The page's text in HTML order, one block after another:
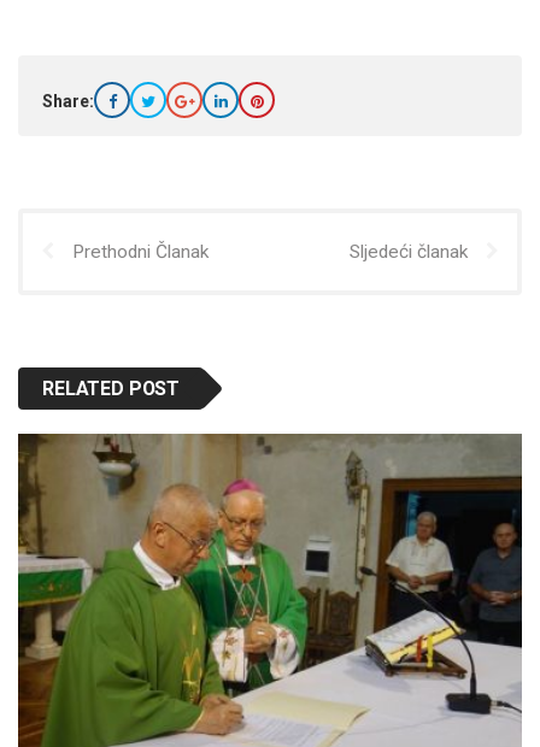
Share:
Prethodni Članak Sljedeći članak
RELATED POST